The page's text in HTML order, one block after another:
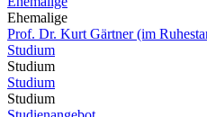
Ehemalige
Prof. Dr. Kurt Gärtner (im
Studium
Studium
Studium
Studium